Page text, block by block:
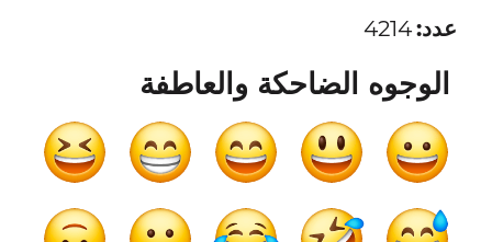
عدد:4214
الوجوه الضاحكة والعاطفة